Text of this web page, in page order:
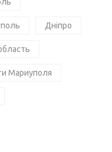
Дніпро
Мариуполя